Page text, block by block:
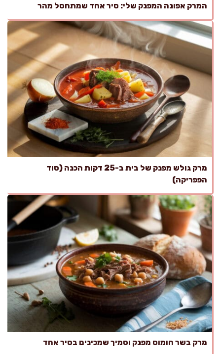
המרק אפונה המפנק שלי: סיר אחד שמתחסל מהר
מרק גולש מפנק של בית ב-25 דקות הכנה (סוד
הפפריקה)
מרק בשר חומוס מפנק וסמיך שמכינים בסיר אחד